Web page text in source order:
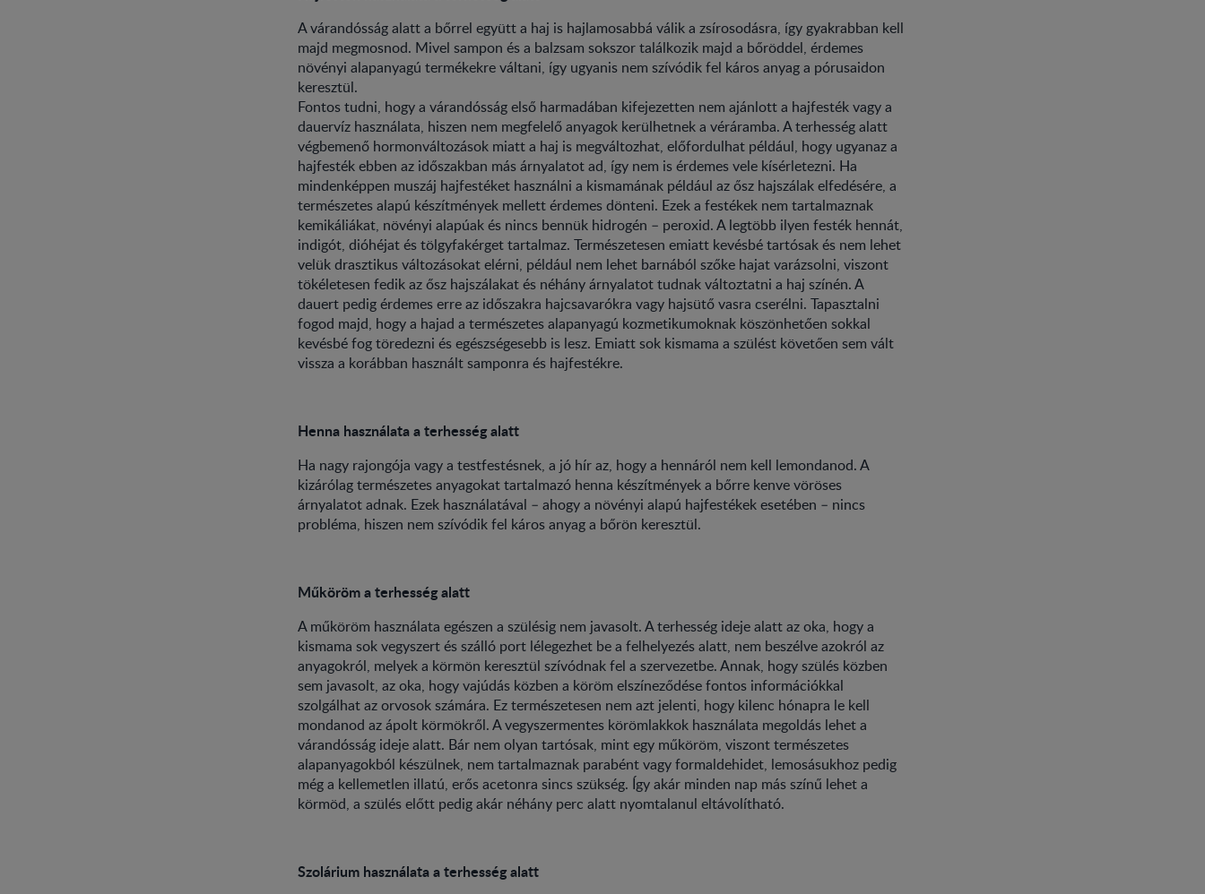
A várandósság alatt a bőrrel együtt a haj is hajlamosabbá válik a zsírosodásra, így gyakrabban kell
majd megmosnod. Mivel sampon és a balzsam sokszor találkozik majd a bőröddel, érdemes
növényi alapanyagú termékekre váltani, így ugyanis nem szívódik fel káros anyag a pórusaidon
keresztül.
Fontos tudni, hogy a várandósság első harmadában kifejezetten nem ajánlott a hajfesték vagy a
dauervíz használata, hiszen nem megfelelő anyagok kerülhetnek a véráramba. A terhesség alatt
végbemenő hormonváltozások miatt a haj is megváltozhat, előfordulhat például, hogy ugyanaz a
hajfesték ebben az időszakban más árnyalatot ad, így nem is érdemes vele kísérletezni. Ha
mindenképpen muszáj hajfestéket használni a kismamának például az ősz hajszálak elfedésére, a
természetes alapú készítmények mellett érdemes dönteni. Ezek a festékek nem tartalmaznak
kemikáliákat, növényi alapúak és nincs bennük hidrogén – peroxid. A legtöbb ilyen festék hennát,
indigót, dióhéjat és tölgyfakérget tartalmaz. Természetesen emiatt kevésbé tartósak és nem lehet
velük drasztikus változásokat elérni, például nem lehet barnából szőke hajat varázsolni, viszont
tökéletesen fedik az ősz hajszálakat és néhány árnyalatot tudnak változtatni a haj színén. A
dauert pedig érdemes erre az időszakra hajcsavarókra vagy hajsütő vasra cserélni. Tapasztalni
fogod majd, hogy a hajad a természetes alapanyagú kozmetikumoknak köszönhetően sokkal
kevésbé fog töredezni és egészségesebb is lesz. Emiatt sok kismama a szülést követően sem vált
vissza a korábban használt samponra és hajfestékre.
Henna használata a terhesség alatt
Ha nagy rajongója vagy a testfestésnek, a jó hír az, hogy a hennáról nem kell lemondanod. A
kizárólag természetes anyagokat tartalmazó henna készítmények a bőrre kenve vöröses
árnyalatot adnak. Ezek használatával – ahogy a növényi alapú hajfestékek esetében – nincs
probléma, hiszen nem szívódik fel káros anyag a bőrön keresztül.
Műköröm a terhesség alatt
A műköröm használata egészen a szülésig nem javasolt. A terhesség ideje alatt az oka, hogy a
kismama sok vegyszert és szálló port lélegezhet be a felhelyezés alatt, nem beszélve azokról az
anyagokról, melyek a körmön keresztül szívódnak fel a szervezetbe. Annak, hogy szülés közben
sem javasolt, az oka, hogy vajúdás közben a köröm elszíneződése fontos információkkal
szolgálhat az orvosok számára. Ez természetesen nem azt jelenti, hogy kilenc hónapra le kell
mondanod az ápolt körmökről. A vegyszermentes körömlakkok használata megoldás lehet a
várandósság ideje alatt. Bár nem olyan tartósak, mint egy műköröm, viszont természetes
alapanyagokból készülnek, nem tartalmaznak parabént vagy formaldehidet, lemosásukhoz pedig
még a kellemetlen illatú, erős acetonra sincs szükség. Így akár minden nap más színű lehet a
körmöd, a szülés előtt pedig akár néhány perc alatt nyomtalanul eltávolítható.
Szolárium használata a terhesség alatt